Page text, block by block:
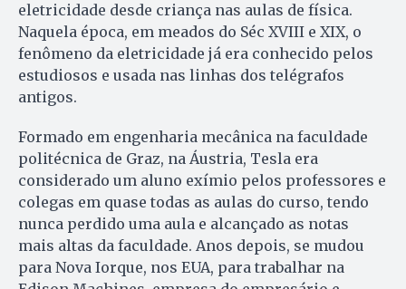
eletricidade desde criança nas aulas de física.
Naquela época, em meados do Séc XVIII e XIX, o
fenômeno da eletricidade já era conhecido pelos
estudiosos e usada nas linhas dos telégrafos
antigos.
Formado em engenharia mecânica na faculdade
politécnica de Graz, na Áustria, Tesla era
considerado um aluno exímio pelos professores e
colegas em quase todas as aulas do curso, tendo
nunca perdido uma aula e alcançado as notas
mais altas da faculdade. Anos depois, se mudou
para Nova Iorque, nos EUA, para trabalhar na